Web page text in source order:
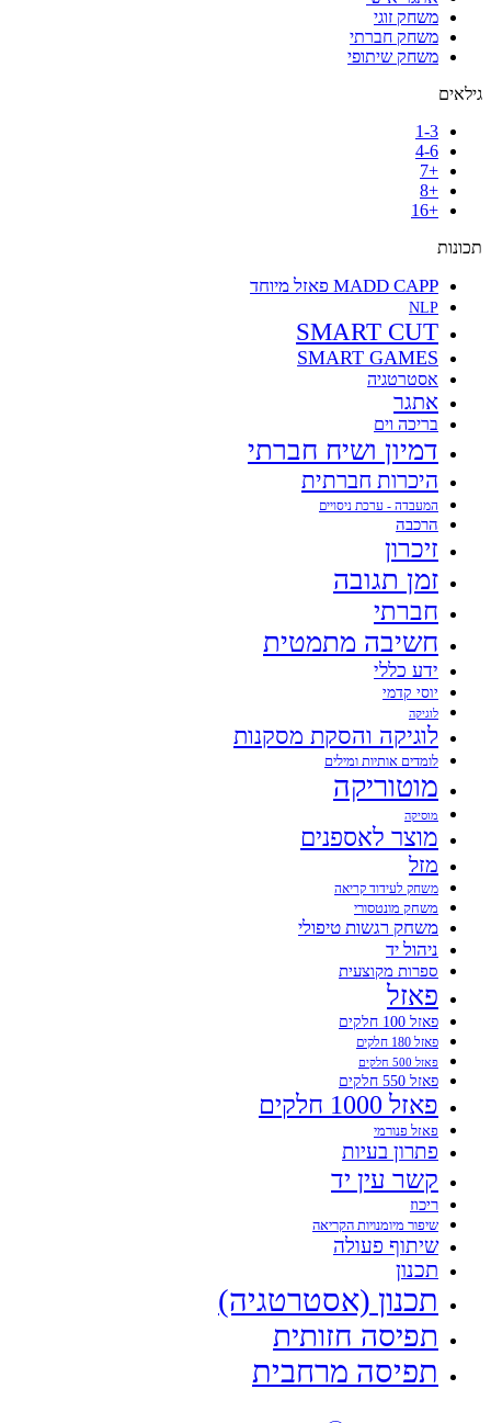
משחק זוגי
משחק חברתי
משחק שיתופי
גילאים
1-3
4-6
+7
+8
+16
תכונות
MADD CAPP פאזל מיוחד
NLP
SMART CUT
SMART GAMES
אסטרטגיה
אתגר
בריכה וים
דמיון ושיח חברתי
היכרות חברתית
המעבדה - ערכת ניסויים
הרכבה
זיכרון
זמן תגובה
חברתי
חשיבה מתמטית
ידע כללי
יוסי קדמי
לוגיקה
לוגיקה והסקת מסקנות
לומדים אותיות ומילים
מוטוריקה
מוסיקה
מוצר לאספנים
מזל
משחק לעידוד קריאה
משחק מונטסורי
משחק רגשות טיפולי
ניהול יד
ספרות מקוצעית
פאזל
פאזל 100 חלקים
פאזל 180 חלקים
פאזל 500 חלקים
פאזל 550 חלקים
פאזל 1000 חלקים
פאזל פנורמי
פתרון בעיות
קשר עין יד
ריכוז
שיפור מיומנויות הקריאה
שיתוף פעולה
תכנון
תכנון (אסטרטגיה)
תפיסה חזותית
תפיסה מרחבית